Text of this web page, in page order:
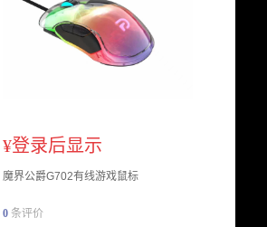
¥登录后显示
魔界公爵G702有线游戏鼠标
0 条评价